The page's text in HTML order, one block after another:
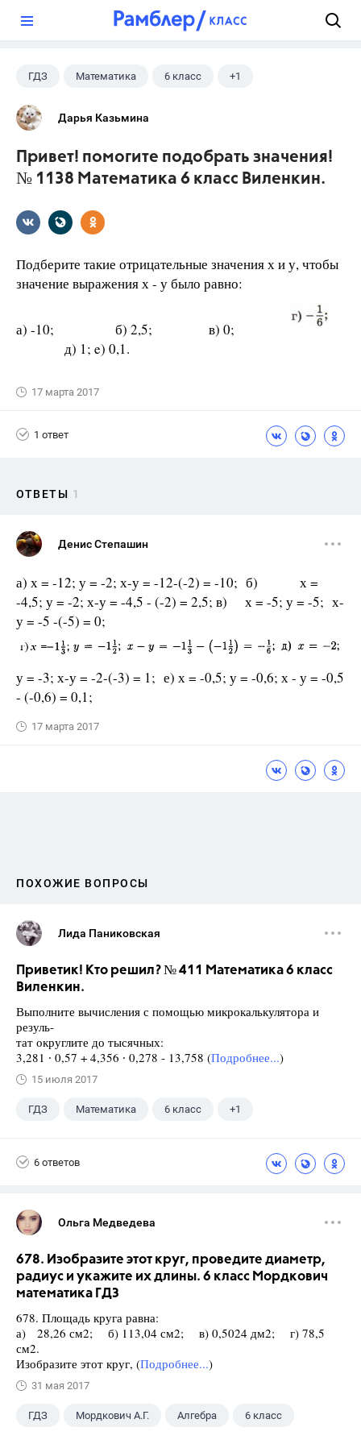
ГДЗ Математика 6 класс +1
Виленкин Н.Я.
Дарья Казьмина
Привет! помогите подобрать значения!
№ 1138 Математика 6 класс Виленкин.
Подберите такие отрицательные значения х и у, чтобы
значение выражения х - у было равно:
а) -10; б) 2,5; в) 0;
д) 1; e) 0,1.
17 марта 2017
1 ответ
ОТВЕТЫ 1
Денис Степашин
а) х = -12; у = -2; х-у = -12-(-2) = -10; б) х =
-4,5; у = -2; х-у = -4,5 - (-2) = 2,5; в) х = -5; у = -5; х-
у = -5 -(-5) = 0;
у = -3; х-у = -2-(-3) = 1; е) х = -0,5; у = -0,6; х - у = -0,5
- (-0,6) = 0,1;
17 марта 2017
ПОХОЖИЕ ВОПРОСЫ
Лида Паниковская
Приветик! Кто решил? № 411 Математика 6 класс
Виленкин.
Выполните вычисления с помощью микрокалькулятора и
резуль-
тат округлите до тысячных:
3,281 ∙ 0,57 + 4,356 ∙ 0,278 - 13,758 (Подробнее...)
15 июля 2017
ГДЗ Математика 6 класс +1
6 ответов
Ольга Медведева
678. Изобразите этот круг, проведите диаметр,
радиус и укажите их длины. 6 класс Мордкович
математика ГДЗ
678. Площадь круга равна:
а) 28,26 см2; б) 113,04 см2; в) 0,5024 дм2; г) 78,5
см2.
Изобразите этот круг, (Подробнее...)
31 мая 2017
ГДЗ Мордкович А.Г. Алгебра 6 класс